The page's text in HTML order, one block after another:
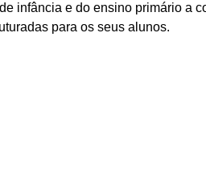
infância e do ensino primário a
para os seus alunos.